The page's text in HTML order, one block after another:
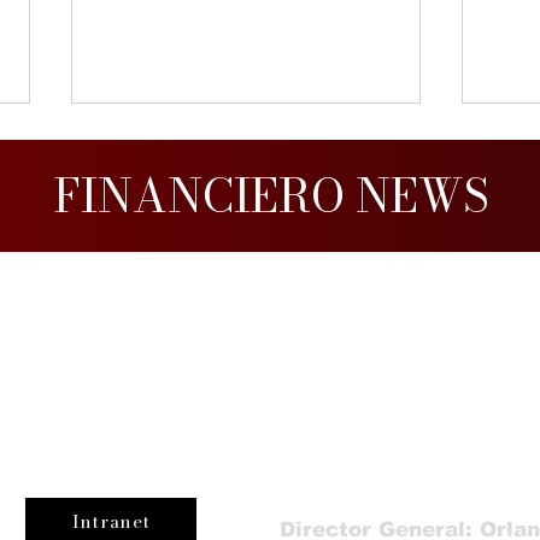
FINANCIERO NEWS
Intranet Director General: